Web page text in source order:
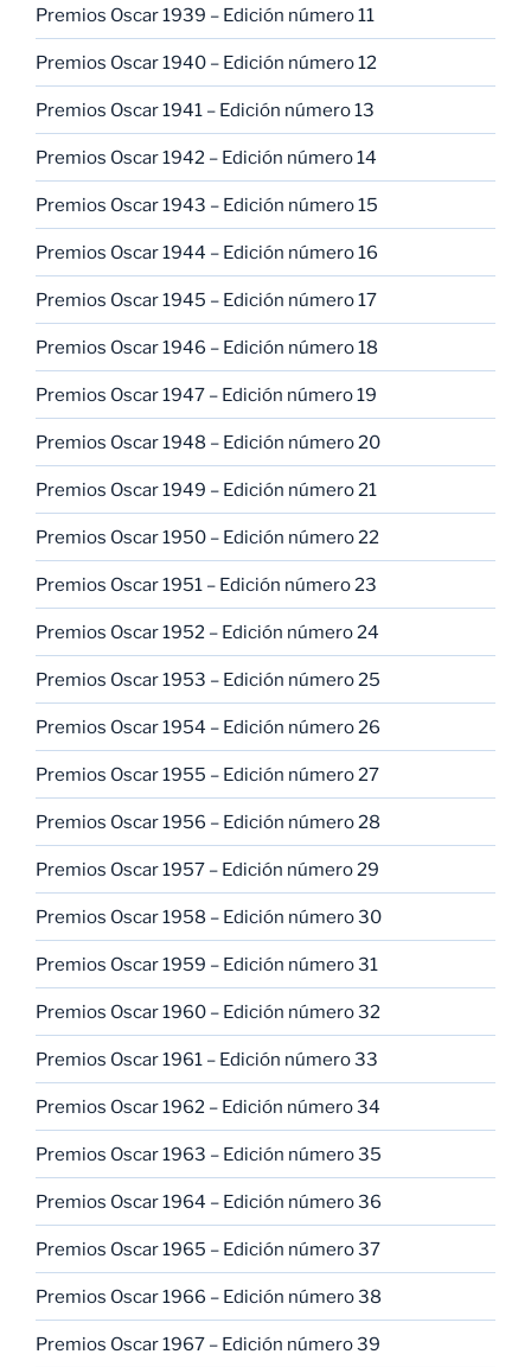
Premios Oscar 1939 – Edición número 11
Premios Oscar 1940 – Edición número 12
Premios Oscar 1941 – Edición número 13
Premios Oscar 1942 – Edición número 14
Premios Oscar 1943 – Edición número 15
Premios Oscar 1944 – Edición número 16
Premios Oscar 1945 – Edición número 17
Premios Oscar 1946 – Edición número 18
Premios Oscar 1947 – Edición número 19
Premios Oscar 1948 – Edición número 20
Premios Oscar 1949 – Edición número 21
Premios Oscar 1950 – Edición número 22
Premios Oscar 1951 – Edición número 23
Premios Oscar 1952 – Edición número 24
Premios Oscar 1953 – Edición número 25
Premios Oscar 1954 – Edición número 26
Premios Oscar 1955 – Edición número 27
Premios Oscar 1956 – Edición número 28
Premios Oscar 1957 – Edición número 29
Premios Oscar 1958 – Edición número 30
Premios Oscar 1959 – Edición número 31
Premios Oscar 1960 – Edición número 32
Premios Oscar 1961 – Edición número 33
Premios Oscar 1962 – Edición número 34
Premios Oscar 1963 – Edición número 35
Premios Oscar 1964 – Edición número 36
Premios Oscar 1965 – Edición número 37
Premios Oscar 1966 – Edición número 38
Premios Oscar 1967 – Edición número 39